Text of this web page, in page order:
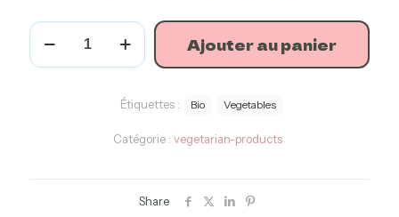
Ajouter au panier
Catégorie : vegetarian-products
Étiquettes : Bio Vegetables
Share